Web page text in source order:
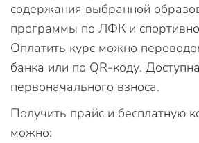
содержания выбранной
программы по ЛФК и
Оплатить курс можно
банка или по QR-коду.
первоначального взноса.
Получить прайс и бесплатную
можно: